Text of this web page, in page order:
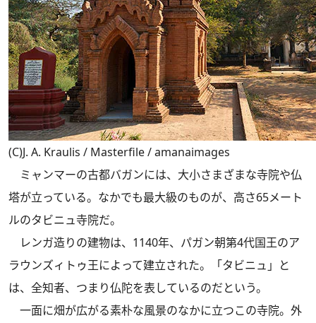
(C)J. A. Kraulis / Masterfile / amanaimages
ミャンマーの古都バガンには、大小さまざまな寺院や仏
塔が立っている。なかでも最大級のものが、高さ65メート
ルのタビニュ寺院だ。
レンガ造りの建物は、1140年、パガン朝第4代国王のア
ラウンズィトゥ王によって建立された。「タビニュ」と
は、全知者、つまり仏陀を表しているのだという。
一面に畑が広がる素朴な風景のなかに立つこの寺院。外